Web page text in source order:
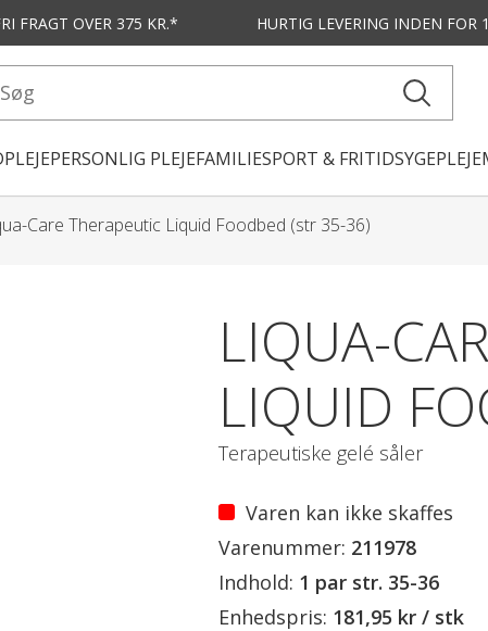
FRAGT OVER 375 KR.* HURTIG LEVERING INDEN FOR
PERSONLIG PLEJEFAMILIESPORT & FRITIDSYGEPLEJE
Care Therapeutic Liquid Foodbed (str 35-36)
LIQUA-
LIQUID
Terapeutiske gelé såler
Varen kan ikke skaffes
Varenummer: 211978
Indhold: 1 par str. 35-36
Enhedspris: 181,95 kr / stk